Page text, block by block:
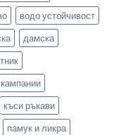
водо устойчивост
дамска
къси ръкави
памук и ликра